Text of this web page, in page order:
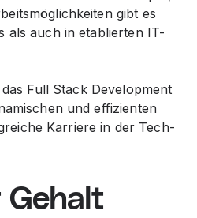
gibt es
als auch in etablierten IT-
Full Stack Development
und effizienten
Karriere in der Tech-
Gehalt